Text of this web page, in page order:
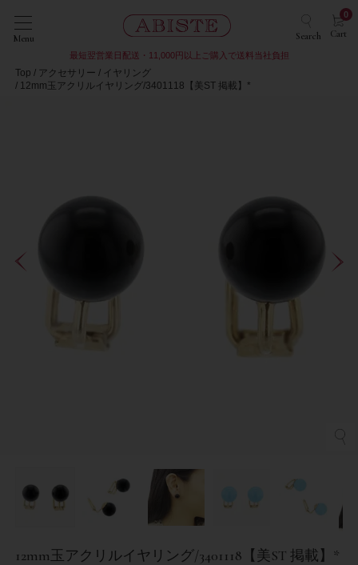
Menu Search Cart
0
最短翌営業日配送・11,000円以上ご購入で送料当社負担
Top アクセサリー
イヤリング
12mm玉アクリルイヤリング/3401118【美ST 掲載】*
12mm玉アクリルイヤリング/3401118【美ST 掲載】*